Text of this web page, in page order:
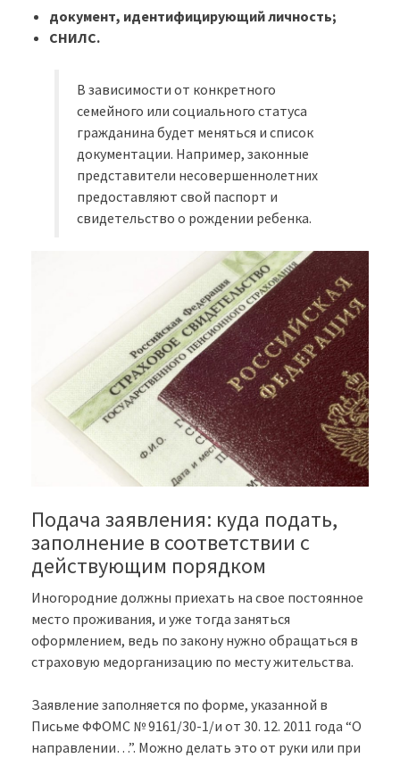
документ, идентифицирующий личность;
СНИЛС.
В зависимости от конкретного
семейного или социального статуса
гражданина будет меняться и список
документации. Например, законные
представители несовершеннолетних
предоставляют свой паспорт и
свидетельство о рождении ребенка.
Подача заявления: куда подать,
заполнение в соответствии с
действующим порядком
Иногородние должны приехать на свое постоянное
место проживания, и уже тогда заняться
оформлением, ведь по закону нужно обращаться в
страховую медорганизацию по месту жительства.
Заявление заполняется по форме, указанной в
Письме ФФОМС № 9161/30-1/и от 30. 12. 2011 года “О
направлении…”. Можно делать это от руки или при